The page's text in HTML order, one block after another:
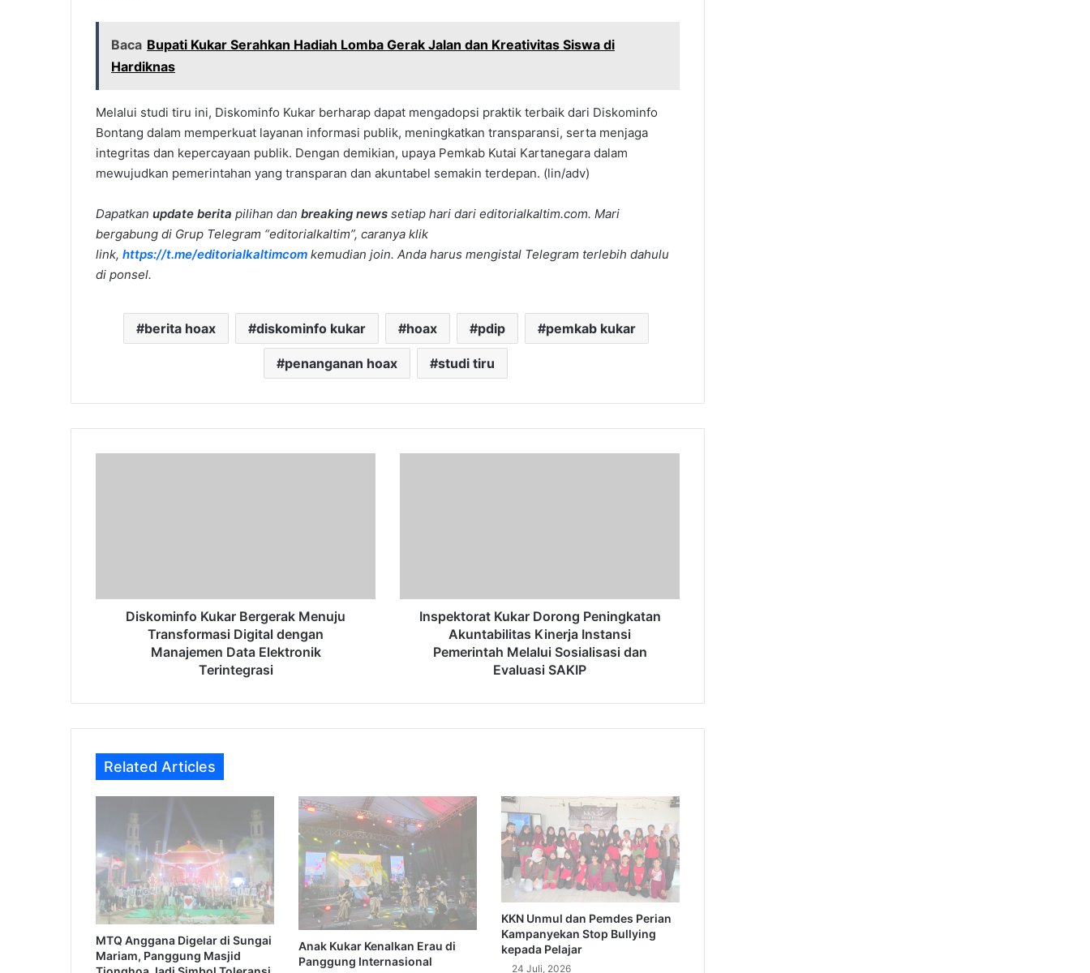
Baca Bupati Kukar Serahkan Hadiah Lomba Gerak Jalan dan Kreativitas Siswa di
Hardiknas
Melalui studi tiru ini, Diskominfo Kukar berharap dapat mengadopsi praktik terbaik dari Diskominfo
Bontang dalam memperkuat layanan informasi publik, meningkatkan transparansi, serta menjaga
integritas dan kepercayaan publik. Dengan demikian, upaya Pemkab Kutai Kartanegara dalam
mewujudkan pemerintahan yang transparan dan akuntabel semakin terdepan. (lin/adv)
Dapatkan update berita pilihan dan breaking news setiap hari dari editorialkaltim.com. Mari
bergabung di Grup Telegram “editorialkaltim”, caranya klik
link, https://t.me/editorialkaltimcom kemudian join. Anda harus mengistal Telegram terlebih dahulu
di ponsel.
berita hoax diskominfo kukar hoax pdip pemkab kukar
penanganan hoax studi tiru
Data
Elektronik
Terintegrasi
Diskominfo Kukar Bergerak Menuju
Transformasi Digital dengan
Manajemen Data Elektronik
Terintegrasi
Melalui
Sosialisasi
Evaluasi
Inspektorat Kukar Dorong Peningkatan
Akuntabilitas Kinerja Instansi
Pemerintah Melalui Sosialisasi dan
Evaluasi SAKIP
Related Articles
MTQ Anggana Digelar di Sungai
Mariam, Panggung Masjid
Anak Kukar Kenalkan Erau di
Panggung Internasional
KKN Unmul dan Pemdes Perian
Kampanyekan Stop Bullying
kepada Pelajar
24 Juli, 2026